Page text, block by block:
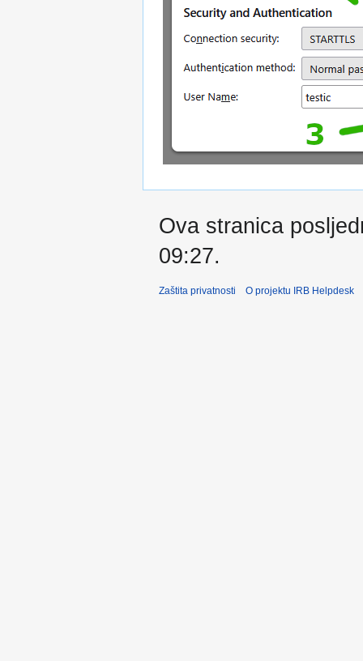
Ova stranica
09:27.
Zaštita privatnosti O projektu IRB Helpdesk